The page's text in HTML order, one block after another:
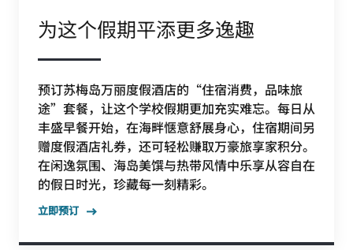
为这个假期平添更多逸趣
预订苏梅岛万丽度假酒店的“住宿消费，品味旅
途”套餐，让这个学校假期更加充实难忘。每日从
丰盛早餐开始，在海畔惬意舒展身心，住宿期间另
赠度假酒店礼券，还可轻松赚取万豪旅享家积分。
在闲逸氛围、海岛美馔与热带风情中乐享从容自在
的假日时光，珍藏每一刻精彩。
立即预订